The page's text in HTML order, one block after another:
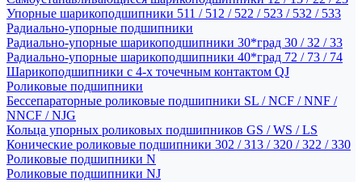
Упорные шарикоподшипники 511 / 512 / 522 / 523 / 532 / 533
Радиально-упорные подшипники
Радиально-упорные шарикоподшипники 30*град 30 / 32 / 33
Радиально-упорные шарикоподшипники 40*град 72 / 73 / 74
Шарикоподшипники с 4-х точечным контактом QJ
Роликовые подшипники
Бессепараторные роликовые подшипники SL / NCF / NNF /
NNCF / NJG
Кольца упорных роликовых подшипников GS / WS / LS
Конические роликовые подшипники 302 / 313 / 320 / 322 / 330
Роликовые подшипники N
Роликовые подшипники NJ